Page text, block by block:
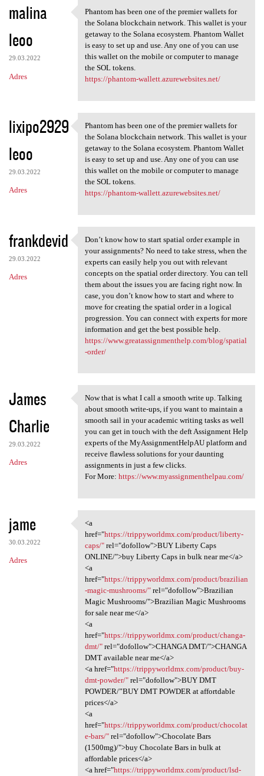
malina
leoo
29.03.2022
Adres
Phantom has been one of the
Phantom has been one of the premier wallets for
the Solana blockchain network. This wallet is your
getaway to the Solana ecosystem. Phantom Wallet
is easy to set up and use. Any one of you can use
this wallet on the mobile or computer to manage
the SOL tokens.
https://phantom-wallett.azurewebsites.net/
lixipo2929
leoo
29.03.2022
Adres
Phantom has been one of the
Phantom has been one of the premier wallets for
the Solana blockchain network. This wallet is your
getaway to the Solana ecosystem. Phantom Wallet
is easy to set up and use. Any one of you can use
this wallet on the mobile or computer to manage
the SOL tokens.
https://phantom-wallett.azurewebsites.net/
frankdevid
29.03.2022
Adres
Don’t know how to start
Don’t know how to start spatial order example in
your assignments? No need to take stress, when the
experts can easily help you out with relevant
concepts on the spatial order directory. You can tell
them about the issues you are facing right now. In
case, you don’t know how to start and where to
move for creating the spatial order in a logical
progression. You can connect with experts for more
information and get the best possible help.
https://www.greatassignmenthelp.com/blog/spatial
-order/
James
Charlie
29.03.2022
Adres
Now that is what I call a
Now that is what I call a smooth write up. Talking
about smooth write-ups, if you want to maintain a
smooth sail in your academic writing tasks as well
you can get in touch with the deft Assignment Help
experts of the MyAssignmentHelpAU platform and
receive flawless solutions for your daunting
assignments in just a few clicks.
For More: https://www.myassignmenthelpau.com/
jame
30.03.2022
Adres
<a href="https:/
<a
href="https://trippyworldmx.com/product/liberty-
caps/"rel="dofollow">BUY Liberty Caps
ONLINE/">buy Liberty Caps in bulk near me</a>
<a
href="https://trippyworldmx.com/product/brazilian
-magic-mushrooms/"rel="dofollow">Brazilian
Magic Mushrooms/">Brazilian Magic Mushrooms
for sale near me</a>
<a
href="https://trippyworldmx.com/product/changa-
dmt/"rel="dofollow">CHANGA DMT/">CHANGA
DMT available near me</a>
<a href="https://trippyworldmx.com/product/buy-
dmt-powder/"rel="dofollow">BUY DMT
POWDER/”BUY DMT POWDER at affortdable
prices</a>
<a
href="https://trippyworldmx.com/product/chocolat
e-bars/"rel="dofollow">Chocolate Bars
(1500mg)/">buy Chocolate Bars in bulk at
affordable prices</a>
<a href="https://trippyworldmx.com/product/lsd-